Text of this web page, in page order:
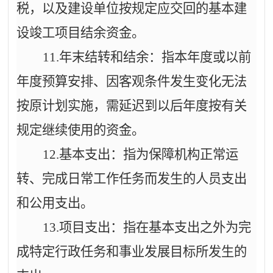
税，以及建设单位按规定应交回的基本建
设竣工项目结余资金。
11.年末结转和结余：指本年度或以前
年度预算安排、因客观条件发生变化无法
按原计划实施，需延迟到以后年度按有关
规定继续使用的资金。
12.基本支出：指为保障机构正常运
转、完成日常工作任务而发生的人员支出
和公用支出。
13.项目支出：指在基本支出之外为完
成特定行政任务和事业发展目标所发生的